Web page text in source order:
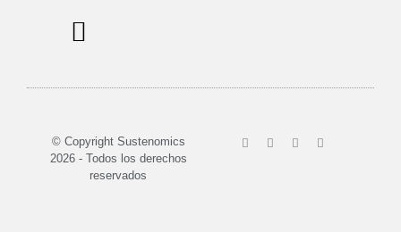
© Copyright Sustenomics
2026 - Todos los derechos
reservados